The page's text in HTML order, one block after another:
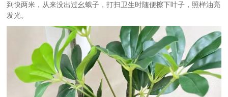
到快两米，从来没出过幺蛾子，打扫卫生时随便擦下叶子，照样油亮
发光。